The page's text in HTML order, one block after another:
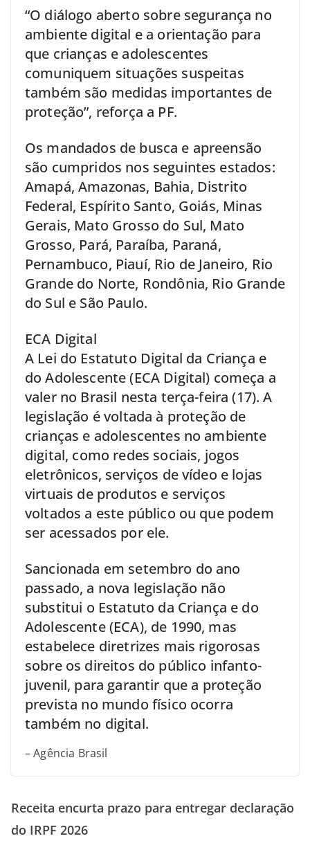
“O diálogo aberto sobre segurança no
ambiente digital e a orientação para
que crianças e adolescentes
comuniquem situações suspeitas
também são medidas importantes de
proteção”, reforça a PF.
Os mandados de busca e apreensão
são cumpridos nos seguintes estados:
Amapá, Amazonas, Bahia, Distrito
Federal, Espírito Santo, Goiás, Minas
Gerais, Mato Grosso do Sul, Mato
Grosso, Pará, Paraíba, Paraná,
Pernambuco, Piauí, Rio de Janeiro, Rio
Grande do Norte, Rondônia, Rio Grande
do Sul e São Paulo.
ECA Digital
A Lei do Estatuto Digital da Criança e
do Adolescente (ECA Digital) começa a
valer no Brasil nesta terça-feira (17). A
legislação é voltada à proteção de
crianças e adolescentes no ambiente
digital, como redes sociais, jogos
eletrônicos, serviços de vídeo e lojas
virtuais de produtos e serviços
voltados a este público ou que podem
ser acessados por ele.
Sancionada em setembro do ano
passado, a nova legislação não
substitui o Estatuto da Criança e do
Adolescente (ECA), de 1990, mas
estabelece diretrizes mais rigorosas
sobre os direitos do público infanto-
juvenil, para garantir que a proteção
prevista no mundo físico ocorra
também no digital.
– Agência Brasil
Receita encurta prazo para entregar declaração
do IRPF 2026